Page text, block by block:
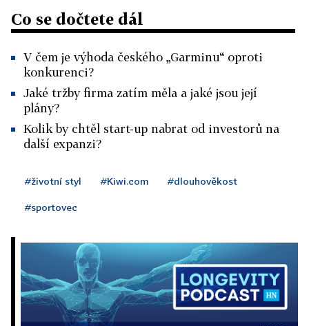
Co se dočtete dál
V čem je výhoda českého „Garminu“ oproti
konkurenci?
Jaké tržby firma zatím měla a jaké jsou její
plány?
Kolik by chtěl start-up nabrat od investorů na
další expanzi?
#životní styl #Kiwi.com #dlouhověkost
#sportovec